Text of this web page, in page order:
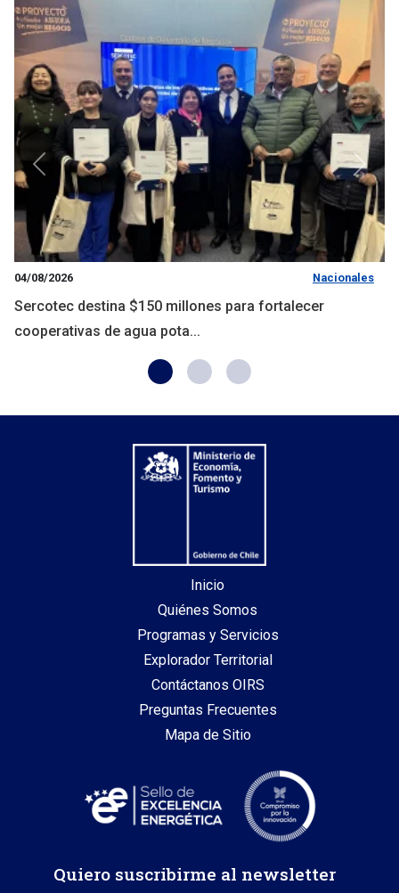
04/08/2026 Nacionales
Sercotec destina $150 millones para fortalecer
cooperativas de agua pota...
Anterior
Inicio
Quiénes Somos
Programas y Servicios
Explorador Territorial
Contáctanos OIRS
Preguntas Frecuentes
Mapa de Sitio
Quiero suscribirme al newsletter